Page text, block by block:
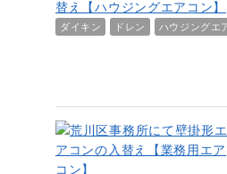
ダイキン ドレン ハウジングエ